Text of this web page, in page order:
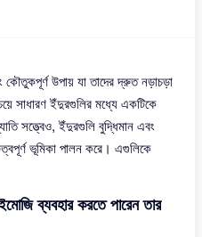
উপায় যা তাদের দ্রুত নড়াচড়া
সাধারণ ইঁদুরগুলির মধ্যে একটিকে
সত্ত্বেও, ইঁদুরগুলি বুদ্ধিমান এবং
ভূমিকা পালন করে। এগুলিকে
ব্যবহার করতে পারেন তার